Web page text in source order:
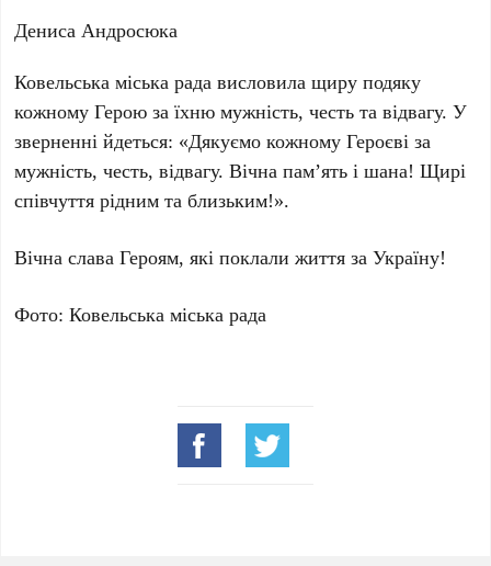
Дениса Андросюка
Ковельська міська рада висловила щиру подяку
кожному Герою за їхню мужність, честь та відвагу. У
зверненні йдеться: «Дякуємо кожному Героєві за
мужність, честь, відвагу. Вічна пам’ять і шана! Щирі
співчуття рідним та близьким!».
Вічна слава Героям, які поклали життя за Україну!
Фото: Ковельська міська рада